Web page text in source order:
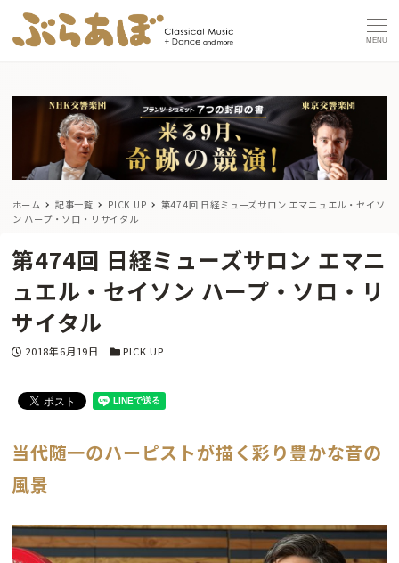
MENU
ホーム 記事一覧 PICK UP
第474回 日経ミューズサロン エマニュエル・セイソ
ン ハープ・ソロ・リサイタル
第474回 日経ミューズサロン エマニ
ュエル・セイソン ハープ・ソロ・リ
サイタル
投稿日
2018年6月19日 カテゴリー
PICK UP
当代随一のハーピストが描く彩り豊かな音の
風景